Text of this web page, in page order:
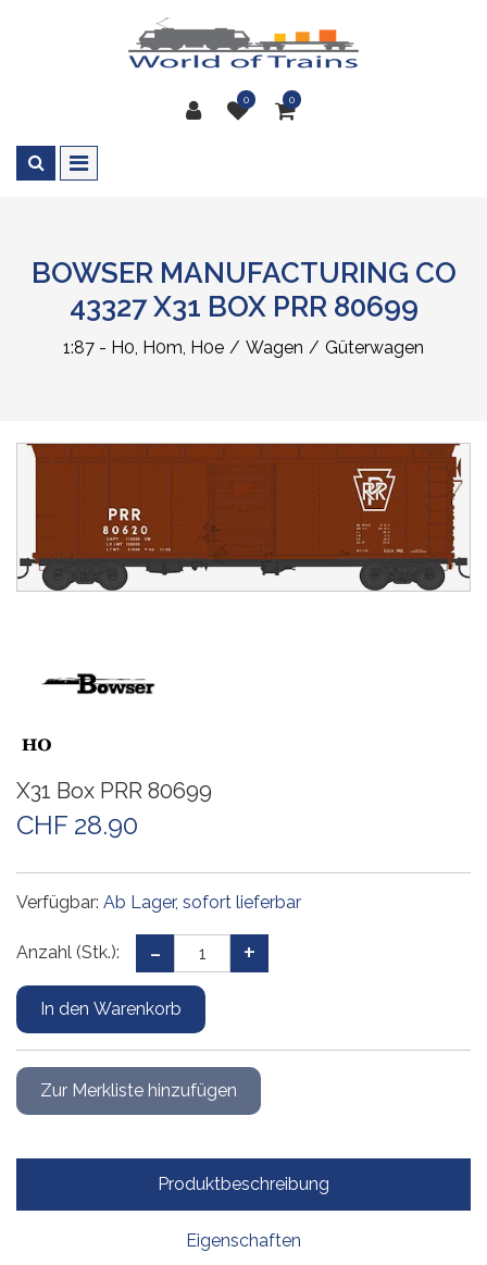
0 0
BOWSER MANUFACTURING CO
43327 X31 BOX PRR 80699
1:87 - H0, H0m, H0e Wagen Güterwagen
X31 Box PRR 80699
CHF 28.90
Verfügbar: Ab Lager, sofort lieferbar
Anzahl (Stk.):
Produktbeschreibung
Eigenschaften